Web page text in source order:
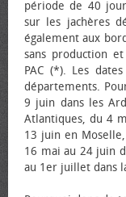
période de 40
sur les jachères
également aux
sans production
PAC (*). Les
départements.
9 juin dans les
Atlantiques, du 4
13 juin en
16 mai au 24 juin
au 1er juillet dans